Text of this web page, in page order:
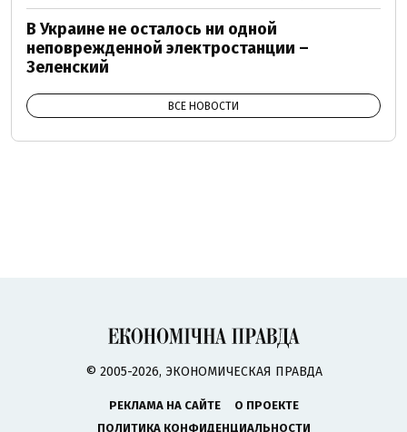
В Украине не осталось ни одной
неповрежденной электростанции –
Зеленский
ВСЕ НОВОСТИ
© 2005-2026, ЭКОНОМИЧЕСКАЯ ПРАВДА
РЕКЛАМА НА САЙТЕ
О ПРОЕКТЕ
ПОЛИТИКА КОНФИДЕНЦИАЛЬНОСТИ